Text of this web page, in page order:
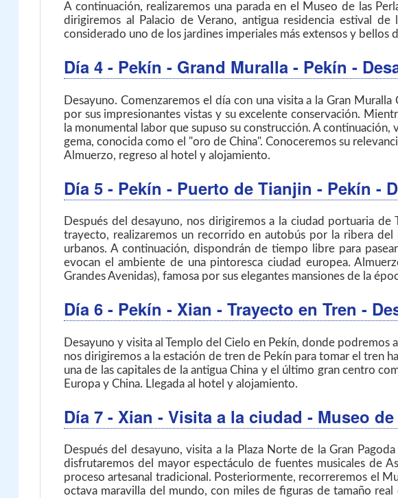
A continuación, realizaremos una parada en el Museo de las
dirigiremos al Palacio de Verano, antigua residencia estival
considerado uno de los jardines imperiales más extensos y bellos
Día 4 - Pekín - Grand Muralla - Pekín -
Desayuno. Comenzaremos el día con una visita a la Gran
por sus impresionantes vistas y su excelente conservación.
la monumental labor que supuso su construcción. A
gema, conocida como el "oro de China". Conoceremos su
Almuerzo, regreso al hotel y alojamiento.
Día 5 - Pekín - Puerto de Tianjin - Pekín -
Después del desayuno, nos dirigiremos a la ciudad portuaria
trayecto, realizaremos un recorrido en autobús por la ribera
urbanos. A continuación, dispondrán de tiempo libre para
evocan el ambiente de una pintoresca ciudad europea.
Grandes Avenidas), famosa por sus elegantes mansiones de la
Día 6 - Pekín - Xian - Trayecto en Tren -
Desayuno y visita al Templo del Cielo en Pekín, donde
nos dirigiremos a la estación de tren de Pekín para tomar el tren
una de las capitales de la antigua China y el último gran centro
Europa y China. Llegada al hotel y alojamiento.
Día 7 - Xian - Visita a la ciudad - Museo
Después del desayuno, visita a la Plaza Norte de la Gran
disfrutaremos del mayor espectáculo de fuentes musicales de
proceso artesanal tradicional. Posteriormente, recorreremos el
octava maravilla del mundo, con miles de figuras de tamaño